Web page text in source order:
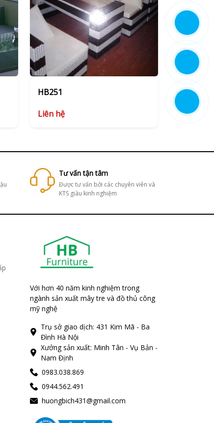
HB251
Liên hệ
Tư vấn tận tâm
Được tư vấn bởi các chuyên viên và
KTS giàu kinh nghiệm
Với hơn 40 năm kinh nghiệm trong
ngành sản xuất mây tre và đồ thủ công
mỹ nghệ
Trụ sở giao dịch: 431 Kim Mã - Ba
Đình Hà Nội
Xưởng sản xuất: Minh Tân - Vụ Bản -
Nam Định
0983.038.869
0944.562.491
huongbich431@gmail.com